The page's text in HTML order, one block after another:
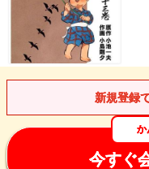
新規登録
か
今すぐ